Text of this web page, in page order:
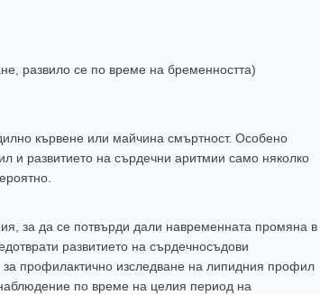
развило се по време на бременността)
кървене или майчина смъртност. Особено
и развитието на сърдечни аритмии само няколко
за да се потвърди дали навременната промяна в
развитието на сърдечносъдови
профилактично изследване на липидния профил
по време на целия период на